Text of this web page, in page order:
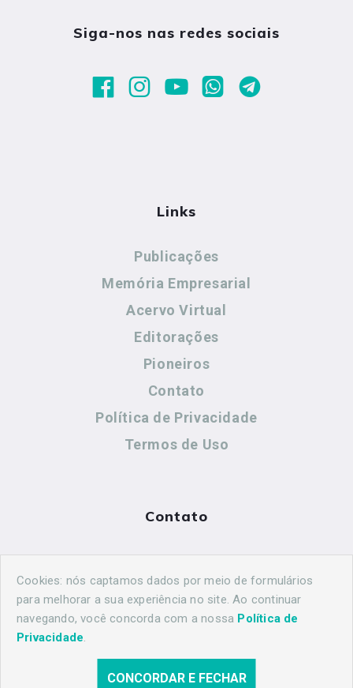
Siga-nos nas redes sociais
Links
Publicações
Memória Empresarial
Acervo Virtual
Editorações
Pioneiros
Contato
Política de Privacidade
Termos de Uso
Contato
maringahistorica@gmail.com
© 2026 Maringá Histórica. Todos os direitos reservados.
Cookies: nós captamos dados por meio de formulários
para melhorar a sua experiência no site. Ao continuar
navegando, você concorda com a nossa Política de
Privacidade.
CONCORDAR E FECHAR